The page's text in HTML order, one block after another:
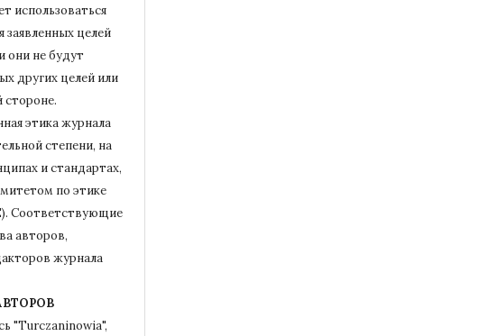
использоваться
заявленных целей
они не будут
других целей или
стороне.
этика журнала
степени, на
и стандартах,
по этике
Соответствующие
авторов,
журнала
"Turczaninowia",